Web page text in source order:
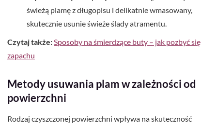
świeżą plamę z długopisu i delikatnie wmasowany,
skutecznie usunie świeże ślady atramentu.
Czytaj także:Sposoby na śmierdzące buty – jak pozbyć się
zapachu
Metody usuwania plam w zależności od
powierzchni
Rodzaj czyszczonej powierzchni wpływa na skuteczność